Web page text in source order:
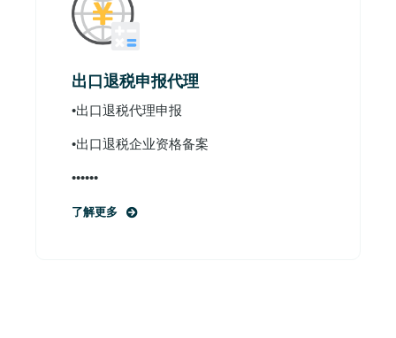
出口退税申报代理
•出口退税代理申报
•出口退税企业资格备案
••••••
了解更多